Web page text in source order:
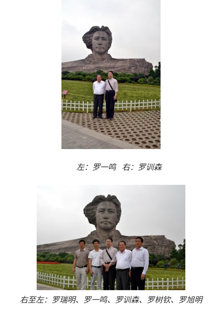
左：罗一鸣 右：罗训森
右至左：罗瑞明、罗一鸣、罗训森、罗树钦、罗旭明